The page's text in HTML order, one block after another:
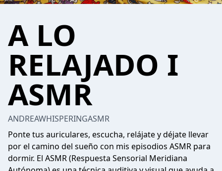
A LO
RELAJADO I
ASMR
ANDREAWHISPERINGASMR
Ponte tus auriculares, escucha, relájate y déjate llevar
por el camino del sueño con mis episodios ASMR para
dormir. El ASMR (Respuesta Sensorial Meridiana